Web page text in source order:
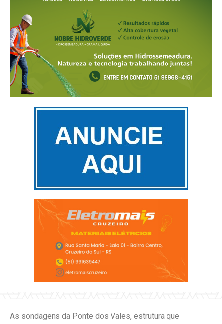
As sondagens da Ponte dos Vales, estrutura que